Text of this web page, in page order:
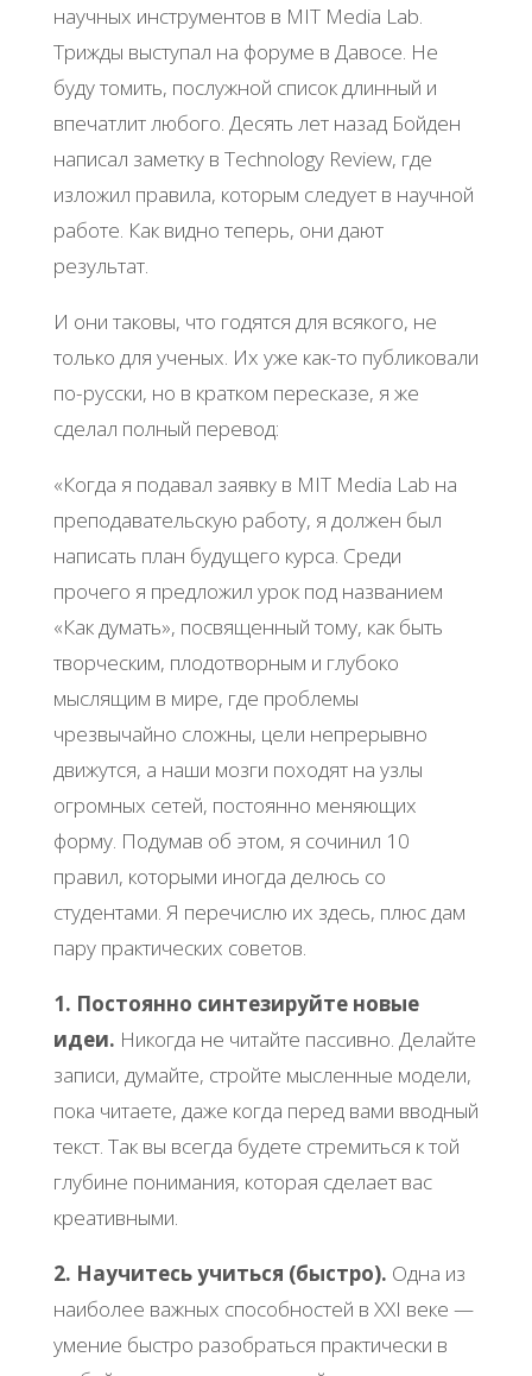
научных инструментов в MIT Media Lab.
Трижды выступал на форуме в Давосе. Не
буду томить, послужной список длинный и
впечатлит любого. Десять лет назад Бойден
написал заметку в Technology Review, где
изложил правила, которым следует в научной
работе. Как видно теперь, они дают
результат.
И они таковы, что годятся для всякого, не
только для ученых. Их уже как-то публиковали
по-русски, но в кратком пересказе, я же
сделал полный перевод:
«Когда я подавал заявку в MIT Media Lab на
преподавательскую работу, я должен был
написать план будущего курса. Среди
прочего я предложил урок под названием
«Как думать», посвященный тому, как быть
творческим, плодотворным и глубоко
мыслящим в мире, где проблемы
чрезвычайно сложны, цели непрерывно
движутся, а наши мозги походят на узлы
огромных сетей, постоянно меняющих
форму. Подумав об этом, я сочинил 10
правил, которыми иногда делюсь со
студентами. Я перечислю их здесь, плюс дам
пару практических советов.
1. Постоянно синтезируйте новые
идеи. Никогда не читайте пассивно. Делайте
записи, думайте, стройте мысленные модели,
пока читаете, даже когда перед вами вводный
текст. Так вы всегда будете стремиться к той
глубине понимания, которая сделает вас
креативными.
2. Научитесь учиться (быстро). Одна из
наиболее важных способностей в XXI веке —
умение быстро разобраться практически в